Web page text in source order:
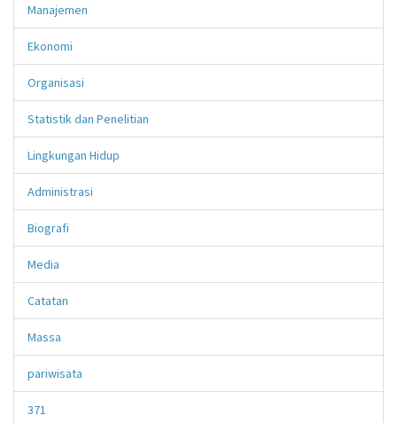
Manajemen
Ekonomi
Organisasi
Statistik dan Penelitian
Lingkungan Hidup
Administrasi
Biografi
Media
Catatan
Massa
pariwisata
371